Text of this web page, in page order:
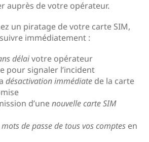
auprès de votre opérateur.
un piratage de votre carte SIM,
immédiatement :
délaivotre opérateur
pour signaler l’incident
désactivation immédiate de la carte
d’unenouvelle carte SIM
mots de passe de tous vos comptes en